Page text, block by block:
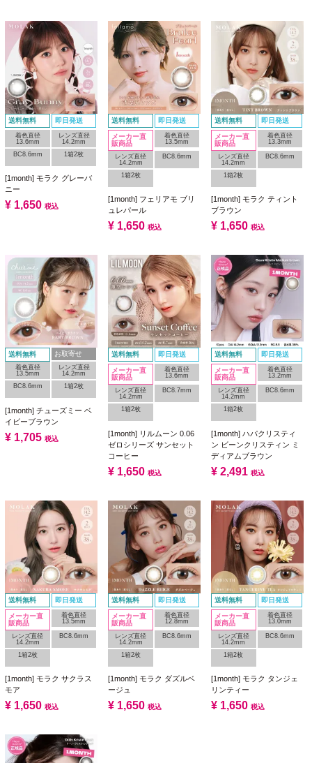
送料無料 即日発送
着色直径
13.6mm
レンズ直径
14.2mm
BC8.6mm
1箱2枚
[1month] モラク グレーバ
ニー
¥ 1,650 税込
送料無料 即日発送
メーカー直
販商品
着色直径
13.5mm
レンズ直径
14.2mm
BC8.6mm
1箱2枚
[1month] フェリアモ ブリ
ュレパール
¥ 1,650 税込
送料無料 即日発送
メーカー直
販商品
着色直径
13.3mm
レンズ直径
14.2mm
BC8.6mm
1箱2枚
[1month] モラク ティント
ブラウン
¥ 1,650 税込
送料無料 お取寄せ
着色直径
13.5mm
レンズ直径
14.2mm
BC8.6mm
1箱2枚
[1month] チューズミー ベ
イビーブラウン
¥ 1,705 税込
送料無料 即日発送
メーカー直
販商品
着色直径
13.6mm
レンズ直径
14.2mm
BC8.7mm
1箱2枚
[1month] リルムーン 0.06
ゼロシリーズ サンセット
コーヒー
¥ 1,650 税込
送料無料 即日発送
メーカー直
販商品
着色直径
13.2mm
レンズ直径
14.2mm
BC8.6mm
1箱2枚
[1month] ハパクリスティ
ン ビーンクリスティン ミ
ディアムブラウン
¥ 2,491 税込
送料無料 即日発送
メーカー直
販商品
着色直径
13.5mm
レンズ直径
14.2mm
BC8.6mm
1箱2枚
[1month] モラク サクラス
モア
¥ 1,650 税込
送料無料 即日発送
メーカー直
販商品
着色直径
12.8mm
レンズ直径
14.2mm
BC8.6mm
1箱2枚
[1month] モラク ダズルベ
ージュ
¥ 1,650 税込
送料無料 即日発送
メーカー直
販商品
着色直径
13.0mm
レンズ直径
14.2mm
BC8.6mm
1箱2枚
[1month] モラク タンジェ
リンティー
¥ 1,650 税込